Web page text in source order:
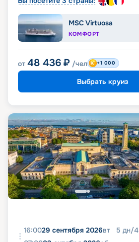
MSC Virtuosa
КОМФОРТ
от 48 436 ₽ /чел +1 000
Выбрать круиз
16:0029 сентября 2026вт 5 дн/4